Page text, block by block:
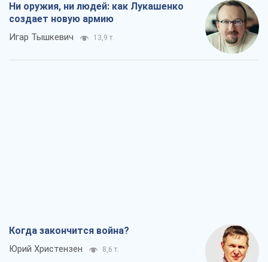
Ни оружия, ни людей: как Лукашенко
создает новую армию
Игар Тышкевич 13,9 т.
Когда закончится война?
Юрий Христензен 8,6 т.